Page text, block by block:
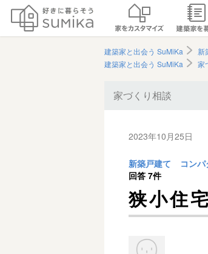
建築家と出会う SuMiKa 新
建築家と出会う SuMiKa
家
家づくり相談
2023年10月25日
新築戸建て
コン
回答 7件
狭小住